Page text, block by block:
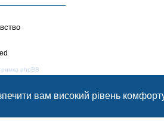
вам високий рівень
phpBB